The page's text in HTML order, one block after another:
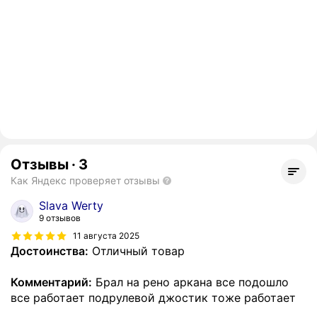
Отзывы · 3
Как Яндекс проверяет отзывы
Slava Werty
9 отзывов
11 августа 2025
Достоинства: Отличный товар
Комментарий: Брал на рено аркана все подошло
все работает подрулевой джостик тоже работает